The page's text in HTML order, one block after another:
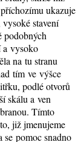
ukazuje
stavení
podobných
a vysoko
na tu stranu
tím ve výšce
podlé otvorů
skálu a ven
Tímto
již jmenujeme
se pomoc snadno